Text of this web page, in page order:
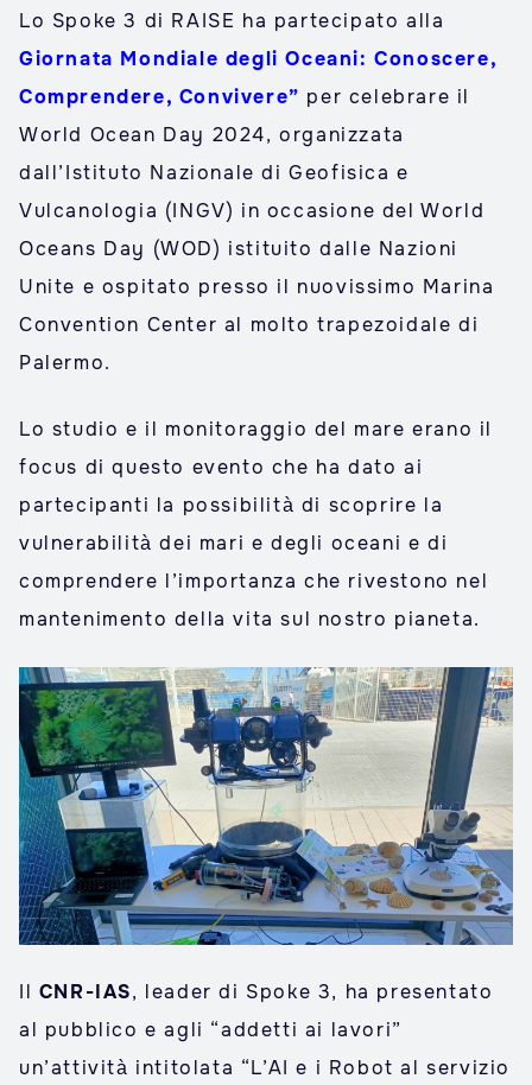
Lo Spoke 3 di RAISE ha partecipato alla
Giornata Mondiale degli Oceani: Conoscere,
Comprendere, Convivere” per celebrare il
World Ocean Day 2024, organizzata
dall’Istituto Nazionale di Geofisica e
Vulcanologia (INGV) in occasione del World
Oceans Day (WOD) istituito dalle Nazioni
Unite e ospitato presso il nuovissimo Marina
Convention Center al molto trapezoidale di
Palermo.
Lo studio e il monitoraggio del mare erano il
focus di questo evento che ha dato ai
partecipanti la possibilità di scoprire la
vulnerabilità dei mari e degli oceani e di
comprendere l’importanza che rivestono nel
mantenimento della vita sul nostro pianeta.
Il CNR-IAS, leader di Spoke 3, ha presentato
al pubblico e agli “addetti ai lavori”
un’attività intitolata “L’AI e i Robot al servizio